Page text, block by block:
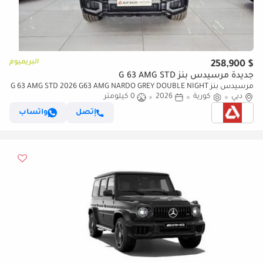
$ 258,900 البريميوم
جديدة مرسيدس بنز G 63 AMG STD
مرسيدس بنز G 63 AMG STD 2026 G63 AMG NARDO GREY DOUBLE NIGHT
PACKAGE
دبي كورية 2026
0 كيلومتر
إتصل
واتساب